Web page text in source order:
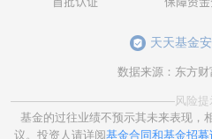
未来将
天天基金
数据来源：东方财
风险提
基金的过往业绩不预示其未来表现，
议。投资人请详阅基金合同和基金招募